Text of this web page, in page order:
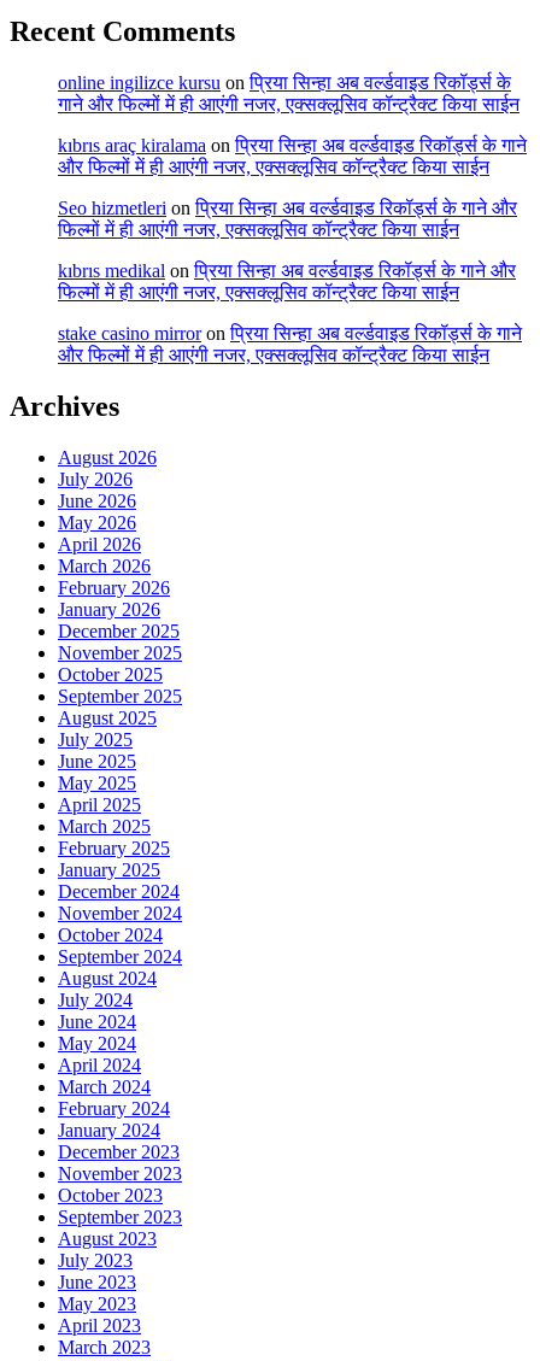
Recent Comments
online ingilizce kursu onप्रिया सिन्हा अब वर्ल्डवाइड रिकॉर्ड्स के
गाने और फिल्मों में ही आएंगी नजर, एक्सक्लूसिव कॉन्ट्रैक्ट किया साईन
kıbrıs araç kiralama onप्रिया सिन्हा अब वर्ल्डवाइड रिकॉर्ड्स के गाने
और फिल्मों में ही आएंगी नजर, एक्सक्लूसिव कॉन्ट्रैक्ट किया साईन
Seo hizmetleri onप्रिया सिन्हा अब वर्ल्डवाइड रिकॉर्ड्स के गाने और
फिल्मों में ही आएंगी नजर, एक्सक्लूसिव कॉन्ट्रैक्ट किया साईन
kıbrıs medikal onप्रिया सिन्हा अब वर्ल्डवाइड रिकॉर्ड्स के गाने और
फिल्मों में ही आएंगी नजर, एक्सक्लूसिव कॉन्ट्रैक्ट किया साईन
stake casino mirroronप्रिया सिन्हा अब वर्ल्डवाइड रिकॉर्ड्स के गाने
और फिल्मों में ही आएंगी नजर, एक्सक्लूसिव कॉन्ट्रैक्ट किया साईन
Archives
August 2026
July 2026
June 2026
May 2026
April 2026
March 2026
February 2026
January 2026
December 2025
November 2025
October 2025
September 2025
August 2025
July 2025
June 2025
May 2025
April 2025
March 2025
February 2025
January 2025
December 2024
November 2024
October 2024
September 2024
August 2024
July 2024
June 2024
May 2024
April 2024
March 2024
February 2024
January 2024
December 2023
November 2023
October 2023
September 2023
August 2023
July 2023
June 2023
May 2023
April 2023
March 2023